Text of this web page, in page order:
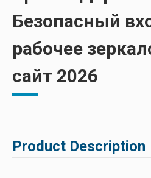
Безопасный
рабочее
сайт 2026
Product Description